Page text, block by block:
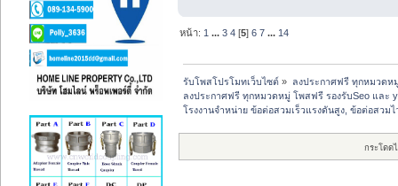
หน้า: 1 ...3 4 [5]6 7 ... 14
รับโพสโปรโมทเว็บไซต์ » ลงประกาศฟรี ทุกหมวดห
ลงประกาศฟรี ทุกหมวดหมู่ โพสฟรี รองรับSeo และ
โรงงานจำหน่าย ข้อต่อสวมเร็วแรงดันสูง, ข้อต่อสวม
กระโดด